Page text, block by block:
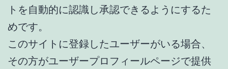
トを自動的に認識し承認できるようにするた
めです。
このサイトに登録したユーザーがいる場合、
その方がユーザープロフィールページで提供